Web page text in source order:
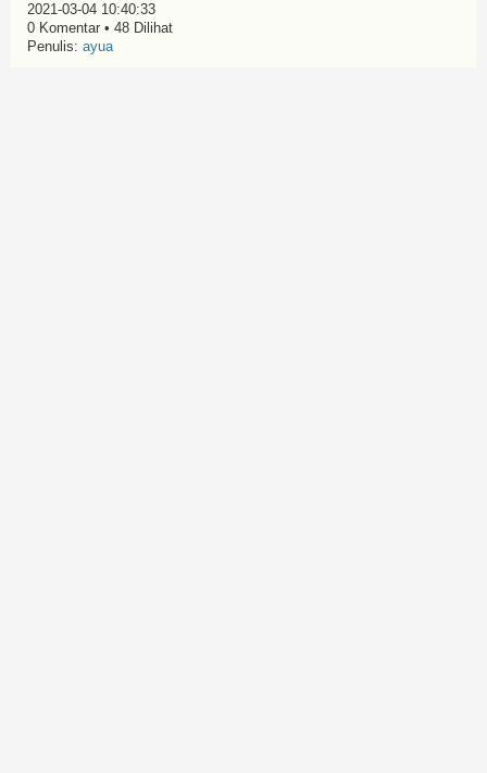
2021-03-04 10:40:33
0 Komentar • 48 Dilihat
Penulis: ayua